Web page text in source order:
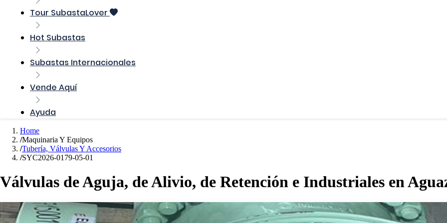
Tour SubastaLover
Hot Subastas
Subastas Internacionales
Vende Aquí
Ayuda
Home
Maquinaria Y Equipos
Tubería, Válvulas Y Accesorios
SYC2026-0179-05-01
Válvulas de Aguja, de Alivio, de Retención e Industriales en